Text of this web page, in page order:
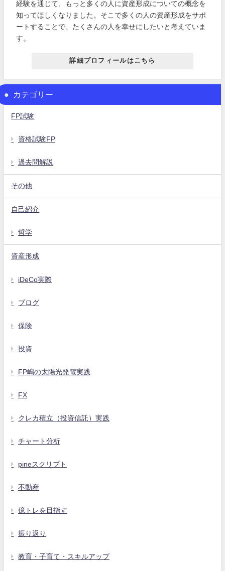
経験を通じて、もっと多くの人に資産形成についての概念を
知ってほしくなりました。そこで多くの人の資産形成をサポ
ートすることで、たくさんの人を幸せにしたいと考えていま
す。
詳細プロフィールはこちら
カテゴリー
FP試験
資格試験FP
過去問解説
その他
自己紹介
哲学
資産形成
iDeCo実際
ブログ
保険
投資
FP嶋の太陽光発電実践
FX
クレカ積立（投資信託）実践
チャート分析
pineスクリプト
不動産
億トレを目指す
振り返り
教育・子育て・スキルアップ